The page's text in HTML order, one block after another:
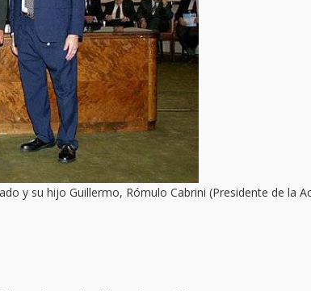
y su hijo Guillermo, Rómulo Cabrini (Presidente de la